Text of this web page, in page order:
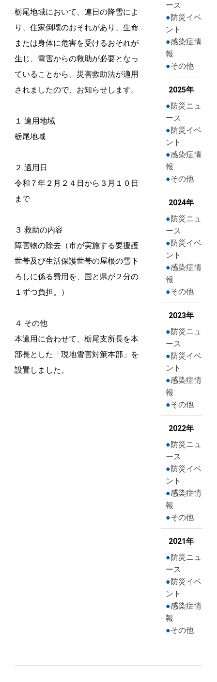
栃尾地域において、連日の降雪によ
り、住家倒壊のおそれがあり、生命
または身体に危害を受けるおそれが
生じ、雪害からの救助が必要となっ
ていることから、災害救助法が適用
されましたので、お知らせします。
１ 適用地域
栃尾地域
２ 適用日
令和７年２月２４日から３月１０日
まで
３ 救助の内容
障害物の除去（市が実施する要援護
世帯及び生活保護世帯の屋根の雪下
ろしに係る費用を、国と県が２分の
１ずつ負担。）
４ その他
本適用に合わせて、栃尾支所長を本
部長とした「現地雪害対策本部」を
設置しました。
ース
防災イベ
ント
感染症情
報
その他
2025年
防災ニュ
ース
防災イベ
ント
感染症情
報
その他
2024年
防災ニュ
ース
防災イベ
ント
感染症情
報
その他
2023年
防災ニュ
ース
防災イベ
ント
感染症情
報
その他
2022年
防災ニュ
ース
防災イベ
ント
感染症情
報
その他
2021年
防災ニュ
ース
防災イベ
ント
感染症情
報
その他